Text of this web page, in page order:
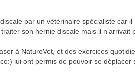
par un vétérinaire spécialiste car il
son hernie discale mais il n’arrivait
à NaturoVet, et des exercices
lui ont permis de pouvoir se déplacer